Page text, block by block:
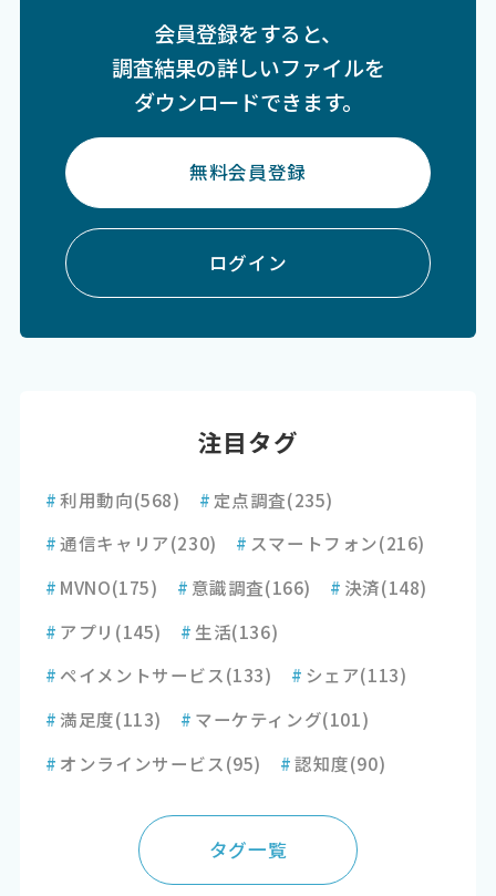
会員登録をすると、
調査結果の詳しいファイルを
ダウンロードできます。
無料会員登録
ログイン
注目タグ
#利用動向(568) # 定点調査(235)
#通信キャリア(230) # スマートフォン(216)
# MVNO(175) # 意識調査(166) # 決済(148)
# アプリ (145) # 生活(136)
# ペイメントサービス(133) # シェア(113)
#満足度(113) # マーケティング(101)
# オンラインサービス(95) #認知度(90)
タグ一覧